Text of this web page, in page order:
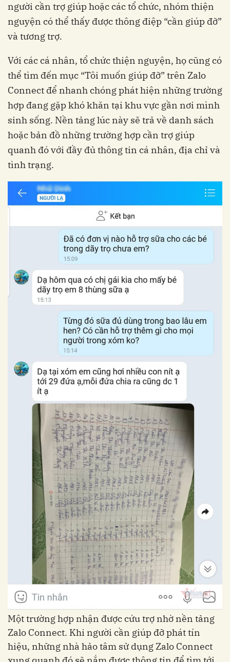
người cần trợ giúp hoặc các tổ chức, nhóm thiện
nguyện có thể thấy được thông điệp “cần giúp đỡ”
và tương trợ.
Với các cá nhân, tổ chức thiện nguyện, họ cũng có
thể tìm đến mục “Tôi muốn giúp đỡ” trên Zalo
Connect để nhanh chóng phát hiện những trường
hợp đang gặp khó khăn tại khu vực gần nơi mình
sinh sống. Nền tảng lúc này sẽ trả về danh sách
hoặc bản đồ những trường hợp cần trợ giúp
quanh đó với đầy đủ thông tin cá nhân, địa chỉ và
tình trạng.
Một trường hợp nhận được cứu trợ nhờ nền tảng
Zalo Connect. Khi người cần giúp đỡ phát tín
hiệu, những nhà hảo tâm sử dụng Zalo Connect